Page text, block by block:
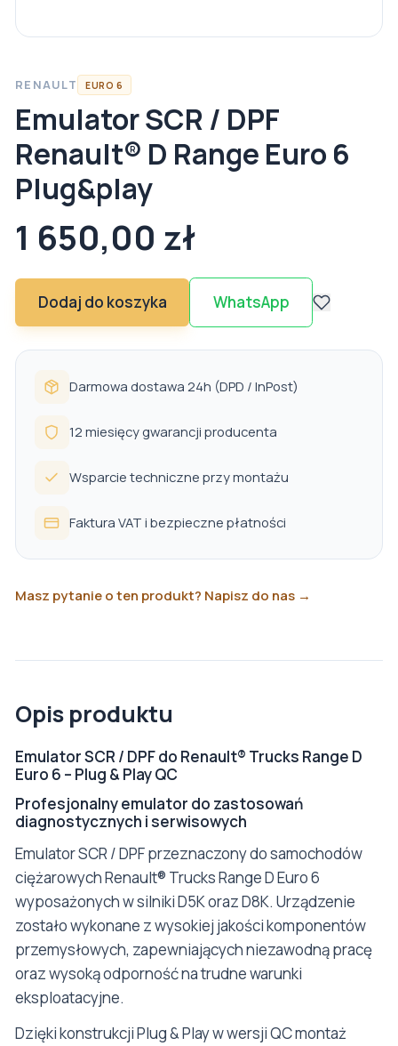
RENAULT EURO 6
Emulator SCR / DPF
Renault® D Range Euro 6
Plug&play
1 650,00 zł
Dodaj do koszyka WhatsApp
Darmowa dostawa 24h (DPD / InPost)
12 miesięcy gwarancji producenta
Wsparcie techniczne przy montażu
Faktura VAT i bezpieczne płatności
Masz pytanie o ten produkt? Napisz do nas →
Opis produktu
Emulator SCR / DPF do Renault® Trucks Range D
Euro 6 – Plug & Play QC
Profesjonalny emulator do zastosowań
diagnostycznych i serwisowych
Emulator SCR / DPF przeznaczony do samochodów
ciężarowych Renault® Trucks Range D Euro 6
wyposażonych w silniki D5K oraz D8K. Urządzenie
zostało wykonane z wysokiej jakości komponentów
przemysłowych, zapewniających niezawodną pracę
oraz wysoką odporność na trudne warunki
eksploatacyjne.
Dzięki konstrukcji Plug & Play w wersji QC montaż